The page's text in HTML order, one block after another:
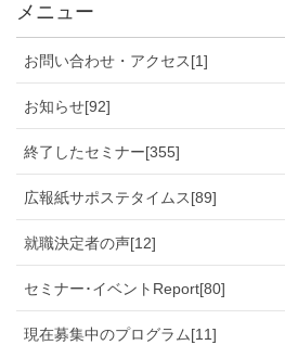
メニュー
お問い合わせ・アクセス[1]
お知らせ[92]
終了したセミナー[355]
広報紙サポステタイムス[89]
就職決定者の声[12]
セミナー･イベントReport[80]
現在募集中のプログラム[11]